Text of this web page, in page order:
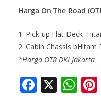
Harga On The Road
1. Pick-up Flat Deck
2. Cabin Chassis bHitam
*Harga OTR DKI Jakarta
F X W